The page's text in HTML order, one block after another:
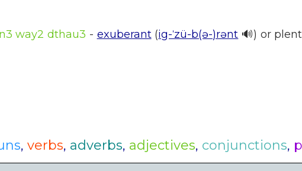
way2 dthau3 - exuberant(ig-ˈzü-b(ə-)rənt 🔊) or
, verbs, adverbs, adjectives, conjunctions,